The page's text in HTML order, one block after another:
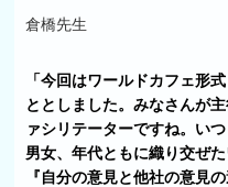
倉橋先生
「今回はワールドカフェ形
ととしました。みなさんが
ァシリテーターですね。い
男女、年代ともに織り交ぜ
『自分の意見と他社の意見